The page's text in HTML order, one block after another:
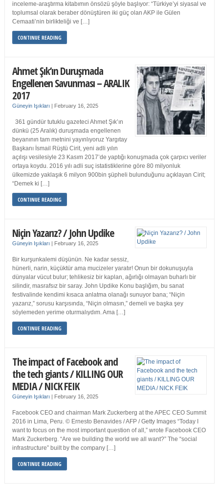
inceleme-araştırma kitabımın önsözü şöyle başlıyor: “Türkiye’yi siyasal ve
toplumsal olarak beraber dönüştüren iki güç olan AKP ile Gülen
Cemaati’nin birlikteliği ve […]
CONTINUE READING
Ahmet Şık’ın Duruşmada
Engellenen Savunması – ARALIK
2017
Güneyin Işıkları | February 16, 2025
361 gündür tutuklu gazeteci Ahmet Şık’ın
dünkü (25 Aralık) duruşmada engellenen
beyanının tam metnini yayınlıyoruz Yargıtay
Başkanı İsmail Rüştü Cirit, yeni adli yılın
açılışı vesilesiyle 23 Kasım 2017’de yaptığı konuşmada çok çarpıcı veriler
ortaya koydu. 2016 yılı adli suç istatistiklerine göre 80 milyonluk
ülkemizde yaklaşık 6 milyon 900bin şüpheli bulunduğunu açıklayan Cirit;
“Demek ki […]
CONTINUE READING
Niçin Yazarız? / John Updike
Güneyin Işıkları | February 16, 2025
Bir kurşunkalemi düşünün. Ne kadar sessiz,
hünerli, narin, küçüktür ama mucizeler yaratır! Onun bir dokunuşuyla
dünyalar vücut bulur; tehlikesiz bir kaplan, ağırlığı olmayan buharlı bir
silindir, masrafsız bir saray. John Updike Konu başlığım, bu sanat
festivalinde kendimi kısaca anlatma olanağı sunuyor bana; “Niçin
yazarız,” sorusu karşısında, “Niçin olmasın,” demeli ve başka şey
söylemeden yerime oturmalıydım. Ama […]
CONTINUE READING
The impact of Facebook and
the tech giants / KILLING OUR
MEDIA / NICK FEIK
Güneyin Işıkları | February 16, 2025
Facebook CEO and chairman Mark Zuckerberg at the APEC CEO Summit
2016 in Lima, Peru. © Ernesto Benavides / AFP / Getty Images “Today I
want to focus on the most important question of all,” wrote Facebook CEO
Mark Zuckerberg. “Are we building the world we all want?” The “social
infrastructure” built by the company […]
CONTINUE READING